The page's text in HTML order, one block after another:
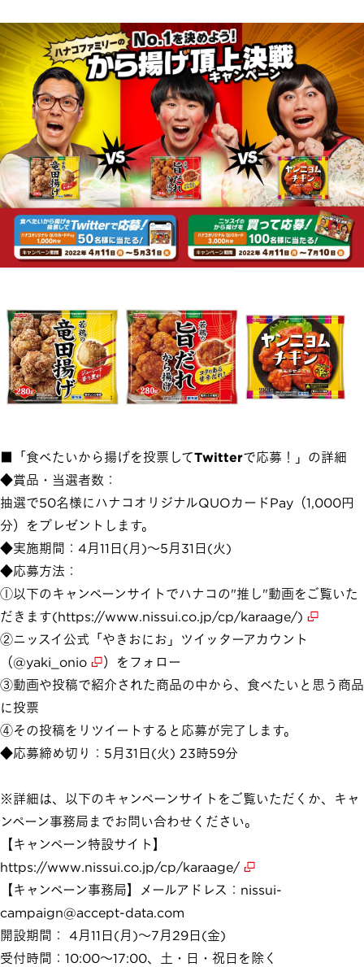
■「食べたいから揚げを投票してTwitterで応募！」の詳細
◆賞品・当選者数：
抽選で50名様にハナコオリジナルQUOカードPay（1,000円
分）をプレゼントします。
◆実施期間：4月11日(月)～5月31日(火)
◆応募方法：
①以下のキャンペーンサイトでハナコの"推し"動画をご覧いた
だきます(https://www.nissui.co.jp/cp/karaage/)
②ニッスイ公式「やきおにお」ツイッターアカウント
（@yaki_onio
）をフォロー
③動画や投稿で紹介された商品の中から、食べたいと思う商品
に投票
④その投稿をリツイートすると応募が完了します。
◆応募締め切り：5月31日(火) 23時59分
※詳細は、以下のキャンペーンサイトをご覧いただくか、キャ
ンペーン事務局までお問い合わせください。
【キャンペーン特設サイト】
https://www.nissui.co.jp/cp/karaage/
【キャンペーン事務局】メールアドレス：nissui-
campaign@accept-data.com
開設期間： 4月11日(月)～7月29日(金)
受付時間：10:00～17:00、土・日・祝日を除く